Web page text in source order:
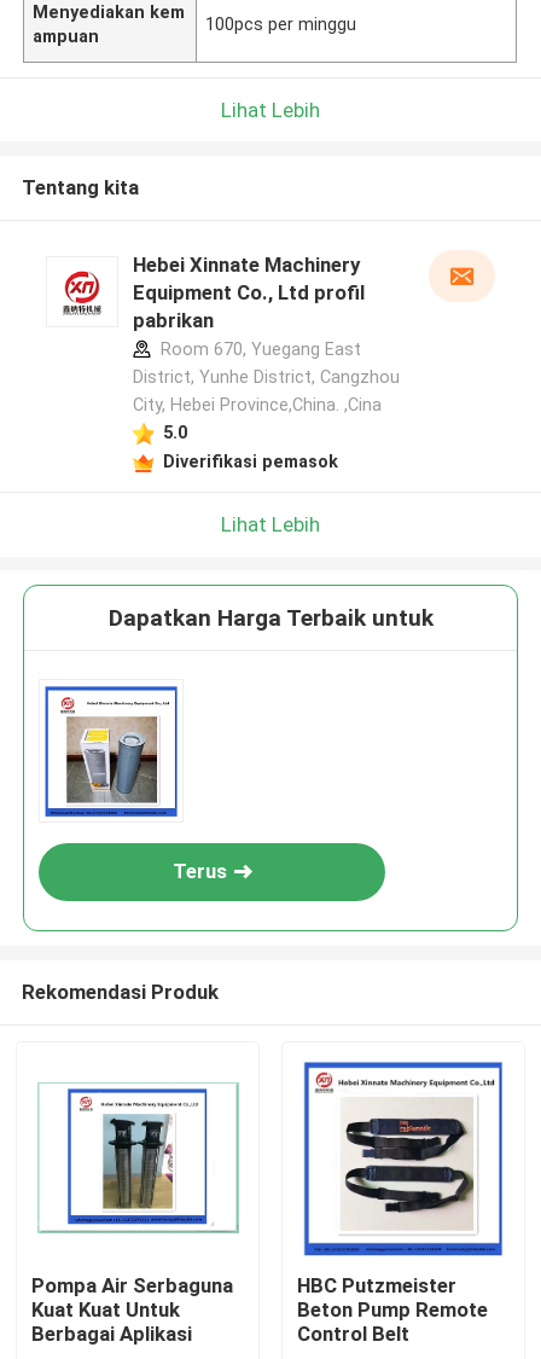
Rumah
Menyediakan kem
ampuan
100pcs per minggu
Lihat Lebih
Tentang kita
Hebei Xinnate Machinery
Equipment Co., Ltd profil
pabrikan
Room 670, Yuegang East
District, Yunhe District, Cangzhou
City, Hebei Province,China. ,Cina
5.0
Diverifikasi pemasok
Lihat Lebih
Dapatkan Harga Terbaik untuk
Terus
Rekomendasi Produk
Pompa Air Serbaguna
Kuat Kuat Untuk
Berbagai Aplikasi
HBC Putzmeister
Beton Pump Remote
Control Belt